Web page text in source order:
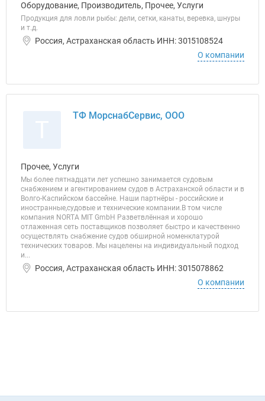
Оборудование, Производитель, Прочее, Услуги
Продукция для ловли рыбы: дели, сетки, канаты, веревка, шнуры
и т.д.
Россия, Астраханская область ИНН: 3015108524
О компании
ТФ МорснабСервис, ООО
Прочее, Услуги
Мы более пятнадцати лет успешно занимается судовым
снабжением и агентированием судов в Астраханской области и в
Волго-Каспийском бассейне. Наши партнёры - российские и
иностранные,судовые и технические компании.В том числе
компания NORTA MIT GmbH Разветвлённая и хорошо
отлаженная сеть поставщиков позволяет быстро и качественно
осуществлять снабжение судов обширной номенклатурой
технических товаров. Мы нацелены на индивидуальный подход
и...
Россия, Астраханская область ИНН: 3015078862
О компании